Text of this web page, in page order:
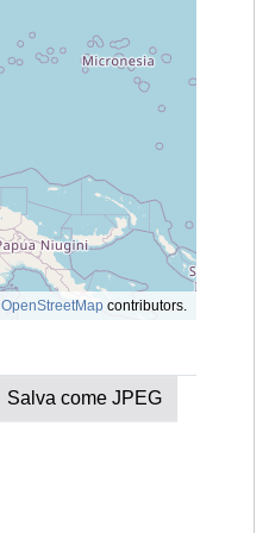
OpenStreetMap contributors.
Salva come JPEG